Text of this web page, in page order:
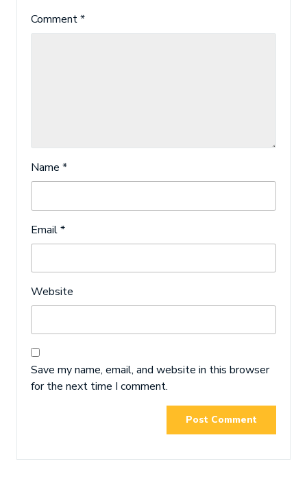
Comment*
Name *
Email*
Website
Save my name, email, and website in this browser
for the next time I comment.